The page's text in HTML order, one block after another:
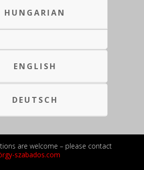
HUNGARIAN
ENGLISH
DEUTSCH
are welcome – please contact
szabados.com